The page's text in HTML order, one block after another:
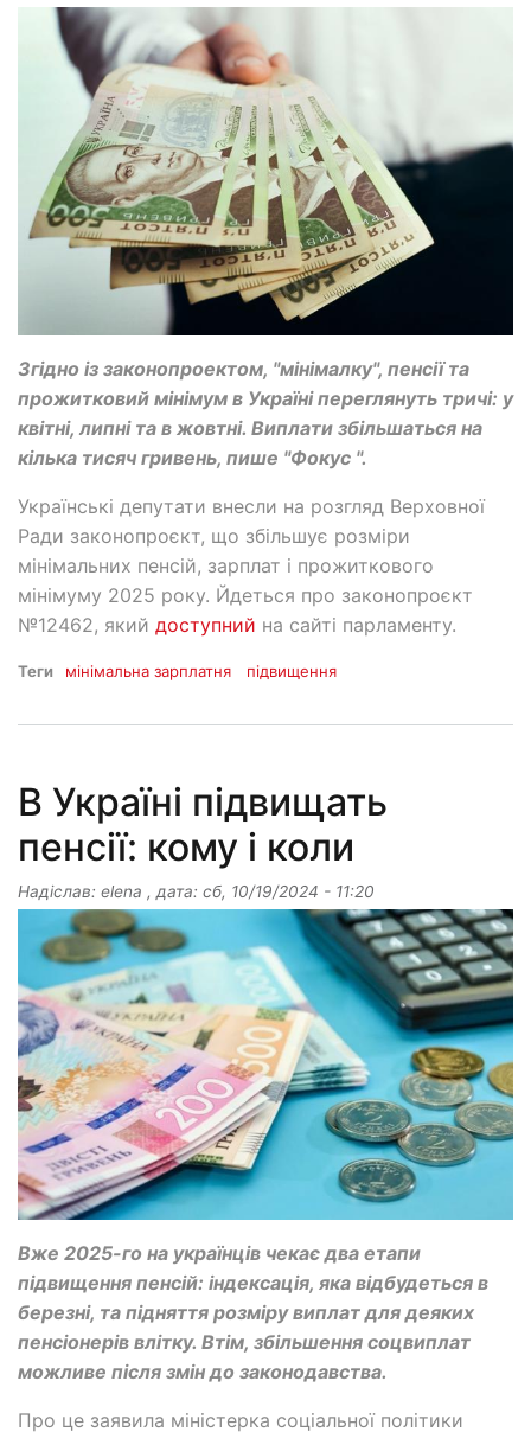
Згідно із законопроектом, "мінімалку", пенсії та
прожитковий мінімум в Україні переглянуть тричі: у
квітні, липні та в жовтні. Виплати збільшаться на
кілька тисяч гривень, пише "Фокус ".
Українські депутати внесли на розгляд Верховної
Ради законопроєкт, що збільшує розміри
мінімальних пенсій, зарплат і прожиткового
мінімуму 2025 року. Йдеться про законопроєкт
№12462, який доступний на сайті парламенту.
Теги мінімальна зарплатня підвищення
В Україні підвищать
пенсії: кому і коли
Надіслав: elena , дата: сб, 10/19/2024 - 11:20
Вже 2025-го на українців чекає два етапи
підвищення пенсій: індексація, яка відбудеться в
березні, та підняття розміру виплат для деяких
пенсіонерів влітку. Втім, збільшення соцвиплат
можливе після змін до законодавства.
Про це заявила міністерка соціальної політики